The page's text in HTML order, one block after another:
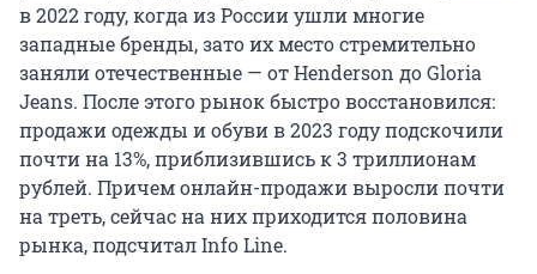
в 2022 году, когда из России ушли многие
западные бренды, зато их место стремительно
заняли отечественные — от Henderson до Gloria
Jeans. После этого рынок быстро восстановился:
продажи одежды и обуви в 2023 году подскочили
почти на 13%, приблизившись к 3 триллионам
рублей. Причем онлайн-продажи выросли почти
на треть, сейчас на них приходится половина
рынка, подсчитал Info Line.